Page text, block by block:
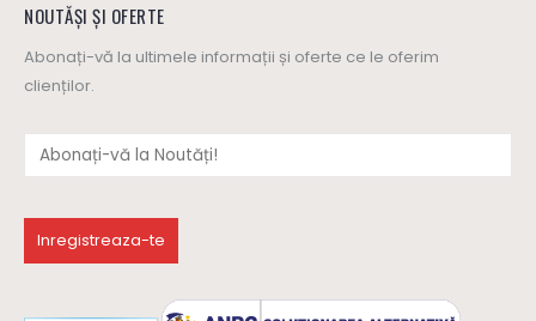
NOUTĂȘI ȘI OFERTE
Abonați-vă la ultimele informații și oferte ce le oferim
clienților.